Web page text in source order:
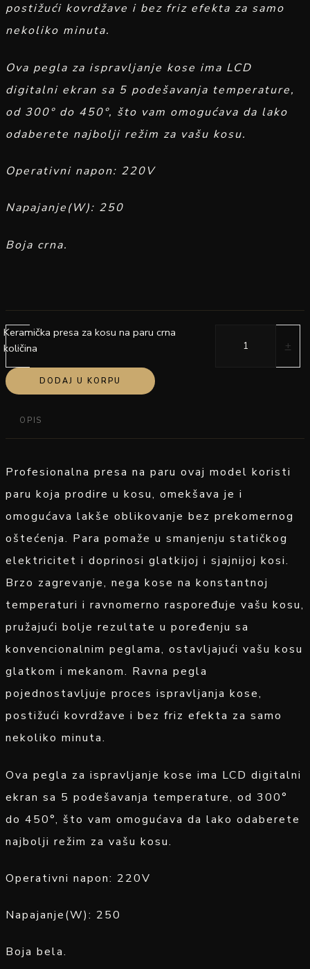
postižući kovrdžave i bez friz efekta za samo
nekoliko minuta.
Ova pegla za ispravljanje kose ima LCD
digitalni ekran sa 5 podešavanja temperature,
od 300° do 450°, što vam omogućava da lako
odaberete najbolji režim za vašu kosu.
Operativni napon: 220V
Napajanje(W): 250
Boja crna.
-
Keramička presa za kosu na paru crna
količina
+
DODAJ U KORPU
OPIS
Profesionalna presa na paru ovaj model koristi
paru koja prodire u kosu, omekšava je i
omogućava lakše oblikovanje bez prekomernog
oštećenja. Para pomaže u smanjenju statičkog
elektricitet i doprinosi glatkijoj i sjajnijoj kosi.
Brzo zagrevanje, nega kose na konstantnoj
temperaturi i ravnomerno raspoređuje vašu kosu,
pružajući bolje rezultate u poređenju sa
konvencionalnim peglama, ostavljajući vašu kosu
glatkom i mekanom. Ravna pegla
pojednostavljuje proces ispravljanja kose,
postižući kovrdžave i bez friz efekta za samo
nekoliko minuta.
Ova pegla za ispravljanje kose ima LCD digitalni
ekran sa 5 podešavanja temperature, od 300°
do 450°, što vam omogućava da lako odaberete
najbolji režim za vašu kosu.
Operativni napon: 220V
Napajanje(W): 250
Boja bela.